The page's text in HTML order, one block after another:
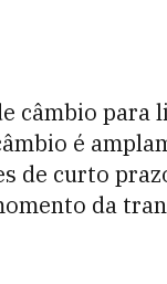
câmbio para
é
de curto
da